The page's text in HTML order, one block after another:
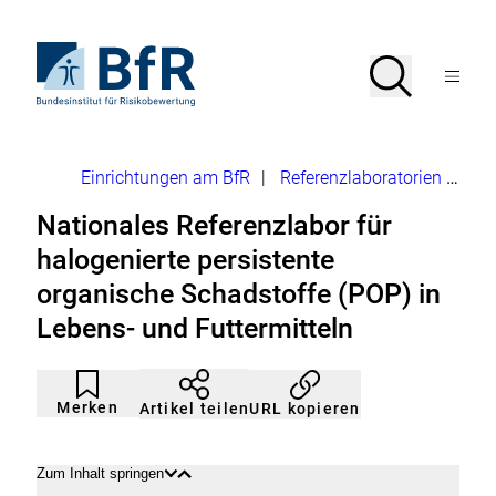
Seiteninhalt
springenStartseite
von
Suche
SucheMenü
Brotkrumennavigation
Einrichtungen am BfR Referenzlaboratorien
Nationales Referenzlabor für
halogenierte persistente
organische Schadstoffe (POP) in
Lebens- und Futtermitteln
Merken
Artikel
nicht
gemerkt
Durch
Klicken
der
Artikel teilenURL kopieren
Zum Inhalt springen InhaltInhalt